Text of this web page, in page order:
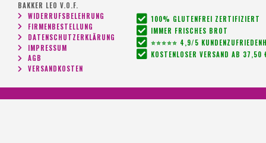
BAKKER LEO V.O.F.
WIDERRUFSBELEHRUNG
FIRMENBESTELLUNG
DATENSCHUTZERKLÄRUNG
IMPRESSUM
AGB
VERSANDKOSTEN
100% GLUTENFREI ZERTIFIZIERT
IMMER FRISCHES BROT
⭐⭐⭐⭐⭐ 4,9/5
KOSTENLOSER VERSAND AB 37,50